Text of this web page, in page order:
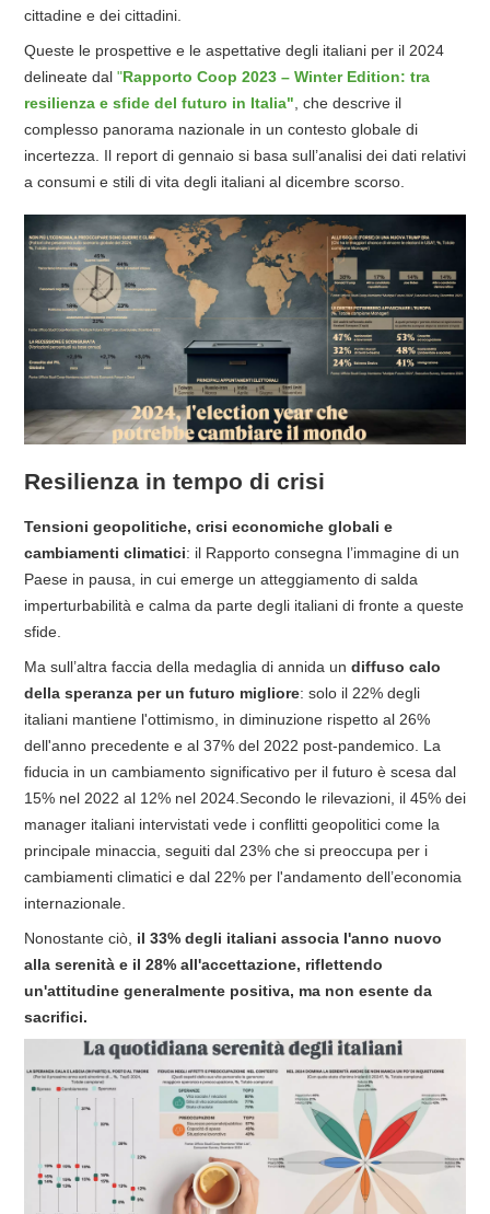
cittadine e dei cittadini.
Queste le prospettive e le aspettative degli italiani per il 2024
delineate dal "Rapporto Coop 2023 – Winter Edition: tra
resilienza e sfide del futuro in Italia", che descrive il
complesso panorama nazionale in un contesto globale di
incertezza. Il report di gennaio si basa sull’analisi dei dati relativi
a consumi e stili di vita degli italiani al dicembre scorso.
Resilienza in tempo di crisi
Tensioni geopolitiche, crisi economiche globali e
cambiamenti climatici: il Rapporto consegna l’immagine di un
Paese in pausa, in cui emerge un atteggiamento di salda
imperturbabilità e calma da parte degli italiani di fronte a queste
sfide.
Ma sull’altra faccia della medaglia di annida un diffuso calo
della speranza per un futuro migliore: solo il 22% degli
italiani mantiene l'ottimismo, in diminuzione rispetto al 26%
dell'anno precedente e al 37% del 2022 post-pandemico. La
fiducia in un cambiamento significativo per il futuro è scesa dal
15% nel 2022 al 12% nel 2024.Secondo le rilevazioni, il 45% dei
manager italiani intervistati vede i conflitti geopolitici come la
principale minaccia, seguiti dal 23% che si preoccupa per i
cambiamenti climatici e dal 22% per l'andamento dell’economia
internazionale.
Nonostante ciò, il 33% degli italiani associa l'anno nuovo
alla serenità e il 28% all'accettazione, riflettendo
un'attitudine generalmente positiva, ma non esente da
sacrifici.